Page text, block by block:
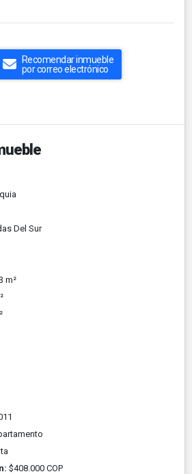
Recomendar inmueble
por correo electrónico
Del Sur
m²
$408.000 COP